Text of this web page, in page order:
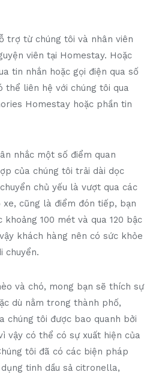
trợ từ chúng tôi và nhân viên
viên tại Homestay. Hoặc
tin nhắn hoặc gọi điện qua số
thể liên hệ với chúng tôi qua
Homestay hoặc phần tin
nhắc một số điểm quan
của chúng tôi trải dài dọc
chủ yếu là vượt qua các
xe, cũng là điểm đón tiếp, bạn
100 mét và qua 120 bậc
khách hàng nên có sức khỏe
chuyển.
và chó, mong bạn sẽ thích sự
dù nằm trong thành phố,
chúng tôi được bao quanh bởi
vậy có thể có sự xuất hiện của
tôi đã có các biện pháp
tinh dầu sả citronella,